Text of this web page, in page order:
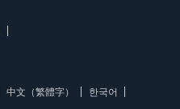
中文（繁體字）
한국어